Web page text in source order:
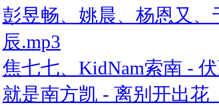
彭昱畅、姚晨、杨恩又
辰.mp3
焦七七、KidNam索南 -
就是南方凯 - 离别开出花